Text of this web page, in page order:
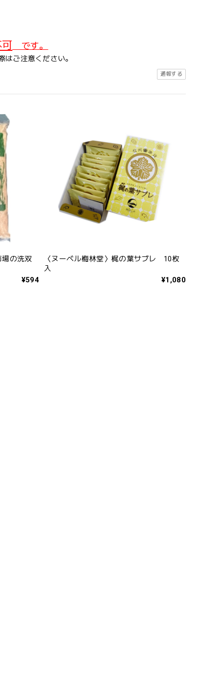
です。
ご注意ください。
通報する
場の洗双
¥594
〈ヌーベル梅林堂〉梶の葉サブレ 10枚
入
¥1,080